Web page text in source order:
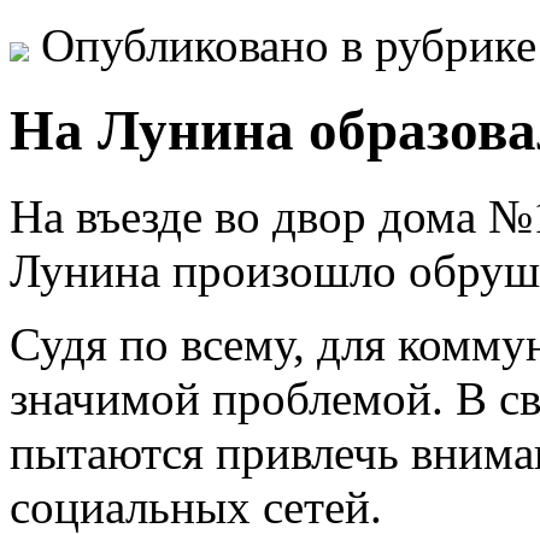
Опубликовано в
На Лунина
На въезде во двор дома
Лунина произошло
Судя по всему, для
значимой проблемой. В
пытаются привлечь
социальных сетей.